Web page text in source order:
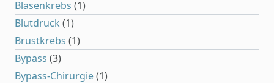
Blasenkrebs (1)
Blutdruck (1)
Brustkrebs (1)
Bypass (3)
Bypass-Chirurgie(1)